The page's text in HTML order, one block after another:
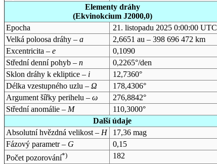
Elementy dráhy
(Ekvinokcium J2000,0)
Epocha
21. listopadu 2025 0:00:00 UTC
Velká poloosa dráhy – a
2,6651 au – 398 696 472 km
Excentricita – e
0,1090
Střední denní pohyb – n
0,2265°/den
Sklon dráhy k ekliptice – i
12,7360°
Délka vzestupného uzlu – Ω
178,4306°
Argument šířky perihelu – ω
276,8842°
Střední anomálie – M
110,3000°
Další údaje
Absolutní hvězdná velikost – H
17,36 mag
Fázový parametr – G
0,15
Počet pozorování*)
182